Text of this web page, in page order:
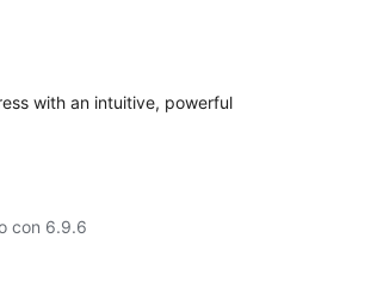
with an intuitive, powerful
con 6.9.6